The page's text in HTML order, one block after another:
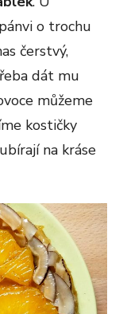
o trochu
čerstvý,
dát mu
můžeme
kostičky
na kráse